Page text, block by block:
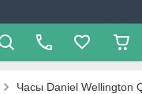
Часы Daniel Wellington